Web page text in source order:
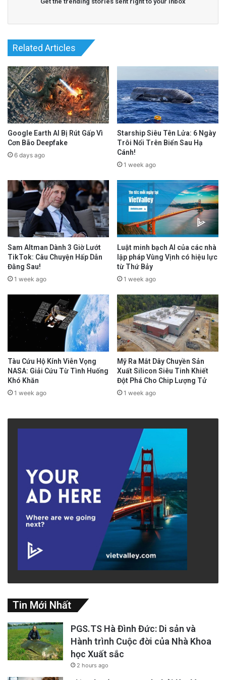
Related Articles
Google Earth AI Bị Rút Gấp Vì
Cơn Bão Deepfake
6 days ago
Starship Siêu Tên Lửa: 6 Ngày
Trôi Nổi Trên Biển Sau Hạ
Cánh!
1 week ago
Sam Altman Dành 3 Giờ Lướt
TikTok: Câu Chuyện Hấp Dẫn
Đằng Sau!
1 week ago
Luật minh bạch AI của các nhà
lập pháp Vùng Vịnh có hiệu lực
từ Thứ Bảy
1 week ago
Tàu Cứu Hộ Kính Viễn Vọng
NASA: Giải Cứu Từ Tình Huống
Khó Khăn
1 week ago
Mỹ Ra Mắt Dây Chuyền Sản
Xuất Silicon Siêu Tinh Khiết
Đột Phá Cho Chip Lượng Tử
1 week ago
Tin Mới Nhất
PGS.TS Hà Đình Đức: Di sản và
Hành trình Cuộc đời của Nhà Khoa
học Xuất sắc
2 hours ago